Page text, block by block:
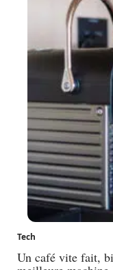
Tech
Un café vite fait,